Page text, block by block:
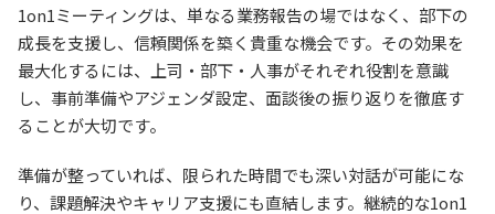
1on1ミーティングは、単なる業務報告の場ではなく、部下の
成長を支援し、信頼関係を築く貴重な機会です。その効果を
最大化するには、上司・部下・人事がそれぞれ役割を意識
し、事前準備やアジェンダ設定、面談後の振り返りを徹底す
ることが大切です。
準備が整っていれば、限られた時間でも深い対話が可能にな
り、課題解決やキャリア支援にも直結します。継続的な1on1